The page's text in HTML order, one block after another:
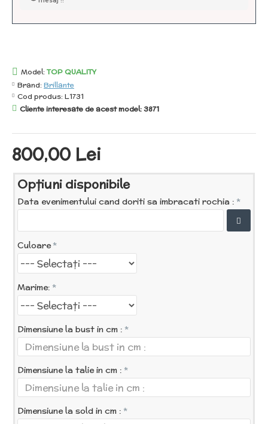
800,00 Lei
Model:TOP QUALITY
Brand:Brillante
Cod produs:L1731
Cliente interesate de acest model: 3871
Opţiuni disponibile
Data evenimentului cand doriti sa imbracati rochia :
Culoare
Marime:
Dimensiune la bust in cm :
Dimensiune la talie in cm :
Dimensiune la sold in cm :